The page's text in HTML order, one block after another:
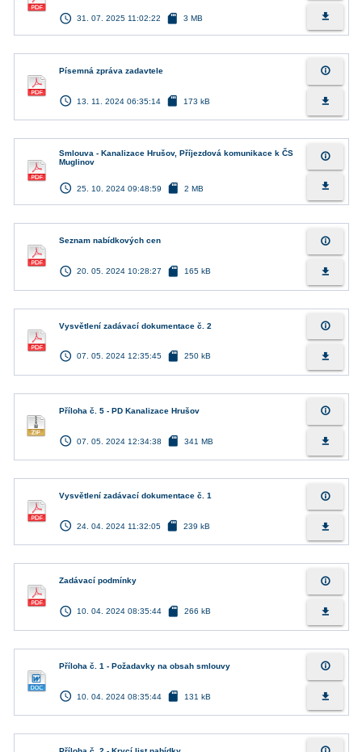
access_time 31. 07. 2025 11:02:22 sd_card 3 MB file_download
Písemná zpráva zadavtele
access_time 13. 11. 2024 06:35:14 sd_card 173 kB
info_outline
file_download
Smlouva - Kanalizace Hrušov, Příjezdová komunikace k ČS
Muglinov
access_time 25. 10. 2024 09:48:59 sd_card 2 MB
info_outline
file_download
Seznam nabídkových cen
access_time 20. 05. 2024 10:28:27 sd_card 165 kB
info_outline
file_download
Vysvětlení zadávací dokumentace č. 2
access_time 07. 05. 2024 12:35:45 sd_card 250 kB
info_outline
file_download
Příloha č. 5 - PD Kanalizace Hrušov
access_time 07. 05. 2024 12:34:38 sd_card 341 MB
info_outline
file_download
Vysvětlení zadávací dokumentace č. 1
access_time 24. 04. 2024 11:32:05 sd_card 239 kB
info_outline
file_download
Zadávací podmínky
access_time 10. 04. 2024 08:35:44 sd_card 266 kB
info_outline
file_download
Příloha č. 1 - Požadavky na obsah smlouvy
access_time 10. 04. 2024 08:35:44 sd_card 131 kB
info_outline
file_download